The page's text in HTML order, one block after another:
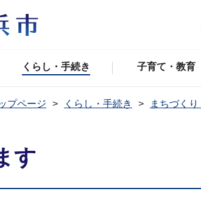
くらし・手続き 子育て・教育
プページ くらし・手続き まちづく
す